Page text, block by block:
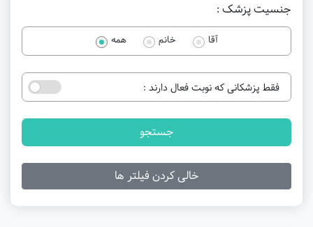
جنسیت پزشک :
آقا خانم همه
فقط پزشکانی که نوبت فعال دارند :
جستجو
خالی کردن فیلتر ها